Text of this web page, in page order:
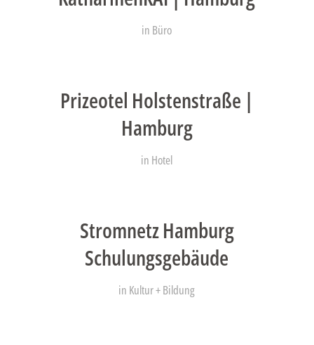
in Büro
Prizeotel Holstenstraße |
Hamburg
in Hotel
Stromnetz Hamburg
Schulungsgebäude
in Kultur + Bildung